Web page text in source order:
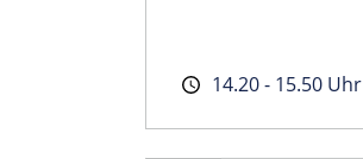
14.20 - 15.50 Uhr